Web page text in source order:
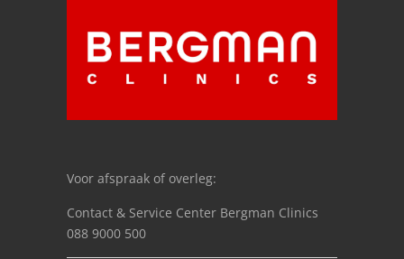
Voor afspraak of overleg:
Contact & Service Center Bergman Clinics
088 9000 500